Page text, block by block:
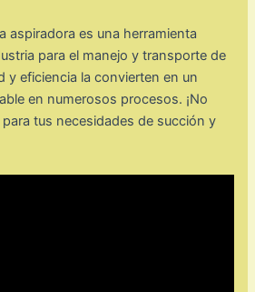
aspiradora es una herramienta
para el manejo y transporte de
y eficiencia la convierten en un
en numerosos procesos. ¡No
tus necesidades de succión y